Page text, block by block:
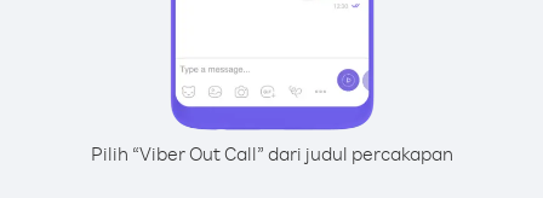
Pilih “Viber Out Call” dari judul percakapan